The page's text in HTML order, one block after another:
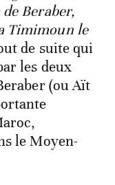
Beraber,
Timimoun le
de suite qui
les deux
(ou Aït
le Moyen-